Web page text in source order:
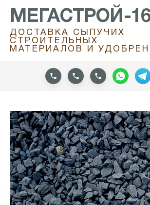
МЕГАСТРОЙ-
ДОСТАВКА СЫПУЧИХ
СТРОИТЕЛЬНЫХ
МАТЕРИАЛОВ И